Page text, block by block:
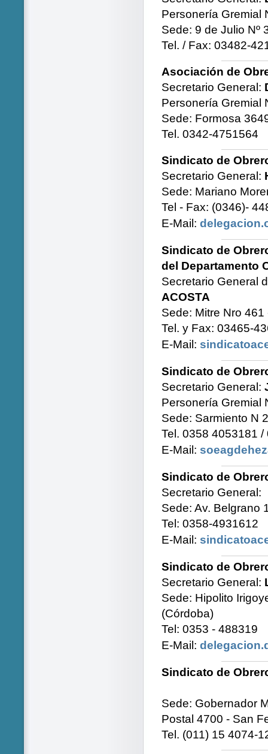
Personería Gremial
Sede: 9 de Julio Nº
Tel. / Fax: 03482-
Asociación de
Secretario General:
Personería Gremial
Sede: Formosa
Tel. 0342-4751564
Sindicato de
Secretario General:
Sede: Mariano
Tel - Fax: (0346)-
E-Mail:
Sindicato de
del Departamento
Secretario General
ACOSTA
Sede: Mitre Nro
Tel. y Fax: 03465-
E-Mail:
Sindicato de
Secretario General:
Personería Gremial
Sede: Sarmiento N
Tel. 0358 4053181
E-Mail:
Sindicato de
Secretario General:
Sede: Av. Belgrano
Tel: 0358-4931612
E-Mail:
Sindicato de
Secretario General:
Sede: Hipolito
(Córdoba)
Tel: 0353 - 488319
E-Mail:
Sindicato de
Sede: Gobernador
Postal 4700 - San
Tel. (011) 15 4074-